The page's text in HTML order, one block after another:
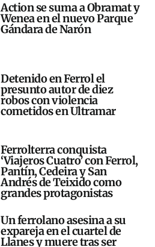
Action se suma a Obramat y
Wenea en el nuevo Parque
Gándara de Narón
Detenido en Ferrol el
presunto autor de diez
robos con violencia
cometidos en Ultramar
Ferrolterra conquista
‘Viajeros Cuatro’ con Ferrol,
Pantín, Cedeira y San
Andrés de Teixido como
grandes protagonistas
Un ferrolano asesina a su
expareja en el cuartel de
Llanes y muere tras ser